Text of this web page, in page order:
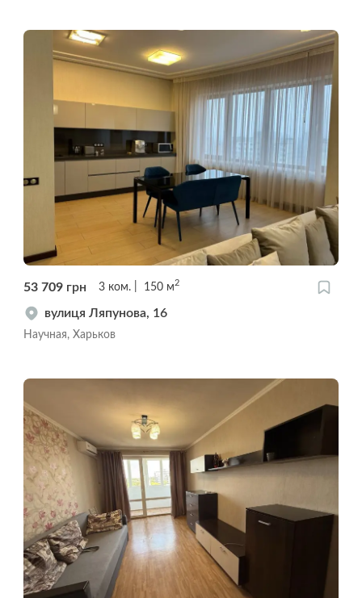
53 709 грн 3 ком. 150 м2
вулиця Ляпунова, 16
Научная, Харьков